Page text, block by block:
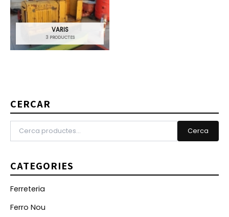
VARIS
3 PRODUCTES
CERCAR
Cerca
CATEGORIES
Ferreteria
Ferro Nou